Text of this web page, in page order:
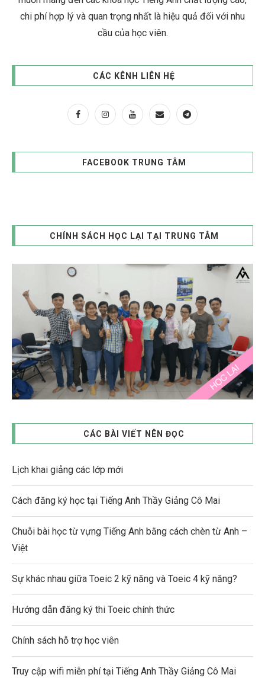
chi phí hợp lý và quan trọng nhất là hiệu quả đối với nhu
cầu của học viên.
CÁC KÊNH LIÊN HỆ
FACEBOOK TRUNG TÂM
CHÍNH SÁCH HỌC LẠI TẠI TRUNG TÂM
CÁC BÀI VIẾT NÊN ĐỌC
Lịch khai giảng các lớp mới
Cách đăng ký học tại Tiếng Anh Thầy Giảng Cô Mai
Chuỗi bài học từ vựng Tiếng Anh bằng cách chèn từ Anh –
Việt
Sự khác nhau giữa Toeic 2 kỹ năng và Toeic 4 kỹ năng?
Hướng dẫn đăng ký thi Toeic chính thức
Chính sách hỗ trợ học viên
Truy cập wifi miễn phí tại Tiếng Anh Thầy Giảng Cô Mai